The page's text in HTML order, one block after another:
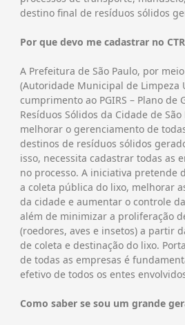
destino final de resíduos sólidos
Por que devo me cadastrar no
A Prefeitura de São Paulo, por
(Autoridade Municipal de Limpeza
cumprimento ao PGIRS – Plano de
Resíduos Sólidos da Cidade de
melhorar o gerenciamento de
destinos de resíduos sólidos
isso, necessita cadastrar todas as
no processo. A iniciativa pretende
a coleta pública do lixo, melhorar
da cidade e aumentar o controle
além de minimizar a proliferação
(roedores, aves e insetos) a partir
de coleta e destinação do lixo.
de todas as empresas é
efetivo de todos os entes
Como saber se sou um grande